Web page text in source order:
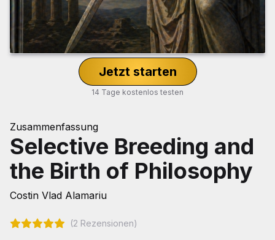
Zusammenfassung
Selective Breeding and
the Birth of Philosophy
Costin Vlad Alamariu
(2 Rezensionen)
Jetzt starten
14 Tage kostenlos testen